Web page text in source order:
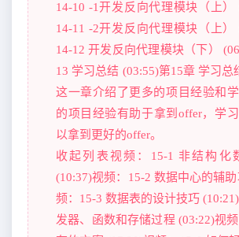
14-10 -1开发反向代理模块（上）
14-11 -2开发反向代理模块（上）
14-12 开发反向代理模块（下）
13 学习总结 (03:55)第15章 学习总
这一章介绍了更多的项目经验和
的项目经验有助于拿到offer，学
以拿到更好的offer。
收起列表视频：15-1 非结构化
(10:37)视频：15-2 数据中心的辅
频：15-3 数据表的设计技巧
发器、函数和存储过程 (03:22)视